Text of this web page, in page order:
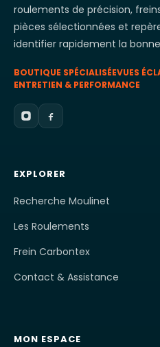
roulements de précision,
pièces sélectionnées et
identifier rapidement la
BOUTIQUE SPÉCIALISÉEVUES
ENTRETIEN & PERFORMANCE
EXPLORER
Recherche Moulinet
Les Roulements
Frein Carbontex
Contact & Assistance
MON ESPACE